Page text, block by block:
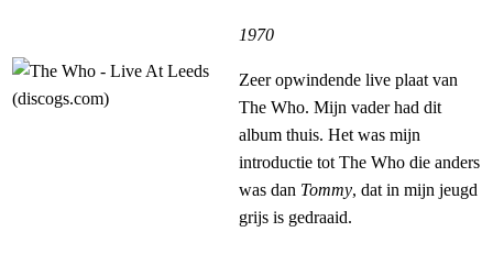
1970
Zeer opwindende live plaat van
The Who. Mijn vader had dit
album thuis. Het was mijn
introductie tot The Who die anders
was dan Tommy, dat in mijn jeugd
grijs is gedraaid.